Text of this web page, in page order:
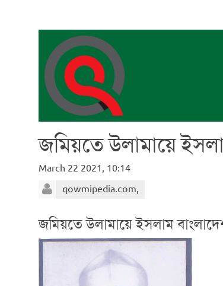
জমিয়তে উলামায়ে
March 22 2021, 10:14
qowmipedia.com,
জমিয়তে উলামায়ে ইসলাম